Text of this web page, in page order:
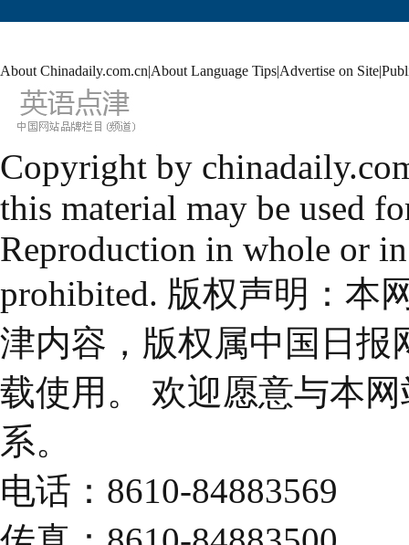
About Chinadaily.com.cn|About Language Tips|Advertise on Site|
Copyright by
this material may be used
Reproduction in whole or
prohibited. 版权声明：本
津内容，版权属中国日报
载使用。 欢迎愿意与本
系。
电话：8610-84883569